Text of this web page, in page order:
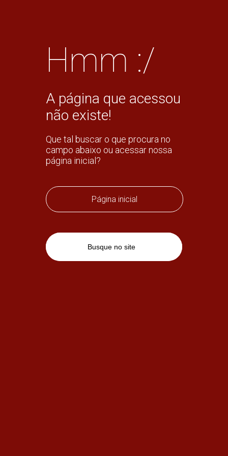
Hmm :/
A página que acessou
não existe!
Que tal buscar o que procura no
campo abaixo ou acessar nossa
página inicial?
Página inicial